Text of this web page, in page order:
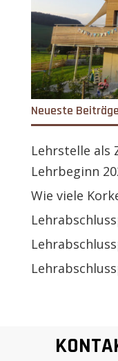
Neueste Beiträge
Lehrstelle als
Lehrbeginn
Wie viele